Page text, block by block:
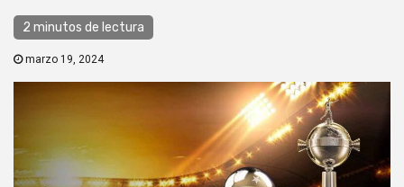
2 minutos de lectura
marzo 19, 2024